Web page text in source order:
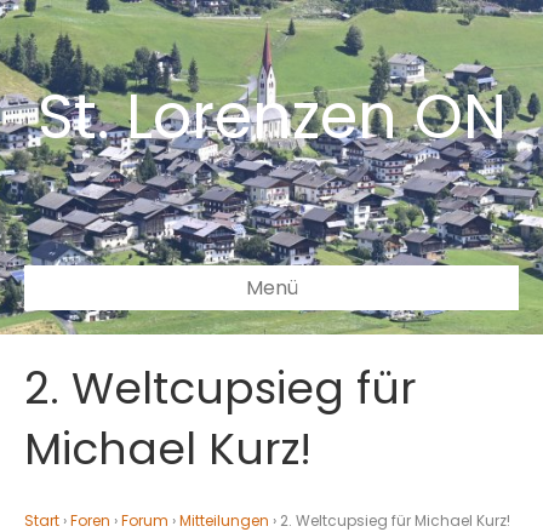
St. Lorenzen ON
Menü
2. Weltcupsieg für
Michael Kurz!
Start ›Foren ›Forum ›Mitteilungen › 2. Weltcupsieg für Michael Kurz!